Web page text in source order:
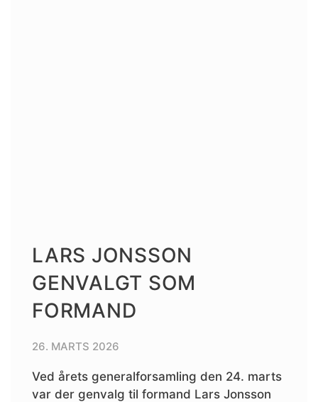
LARS JONSSON
GENVALGT SOM
FORMAND
26. MARTS 2026
Ved årets generalforsamling den 24. marts
var der genvalg til formand Lars Jonsson